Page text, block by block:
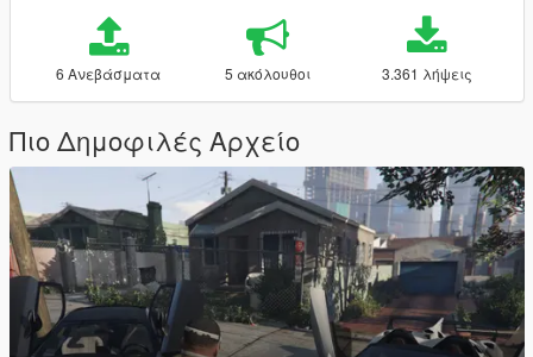
6 Ανεβάσματα 5 ακόλουθοι 3.361 λήψεις
Πιο Δημοφιλές Αρχείο